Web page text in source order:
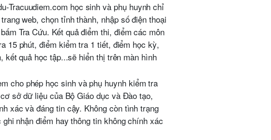
Tracuudiem.com học sinh và phụ huynh chỉ
web, chọn tỉnh thành, nhập số điện thoại
Tra Cứu. Kết quả điểm thi, điểm các môn
15 phút, điểm kiểm tra 1 tiết, điểm học kỳ,
kết quả học tập...sẽ hiển thị trên màn hình
cho phép học sinh và phụ huynh kiểm tra
sở dữ liệu của Bộ Giáo dục và Đào tạo,
xác và đáng tin cậy. Không còn tình trạng
nhận điểm hay thông tin không chính xác